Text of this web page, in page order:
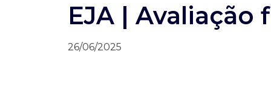
EJA | Avaliação
26/06/2025